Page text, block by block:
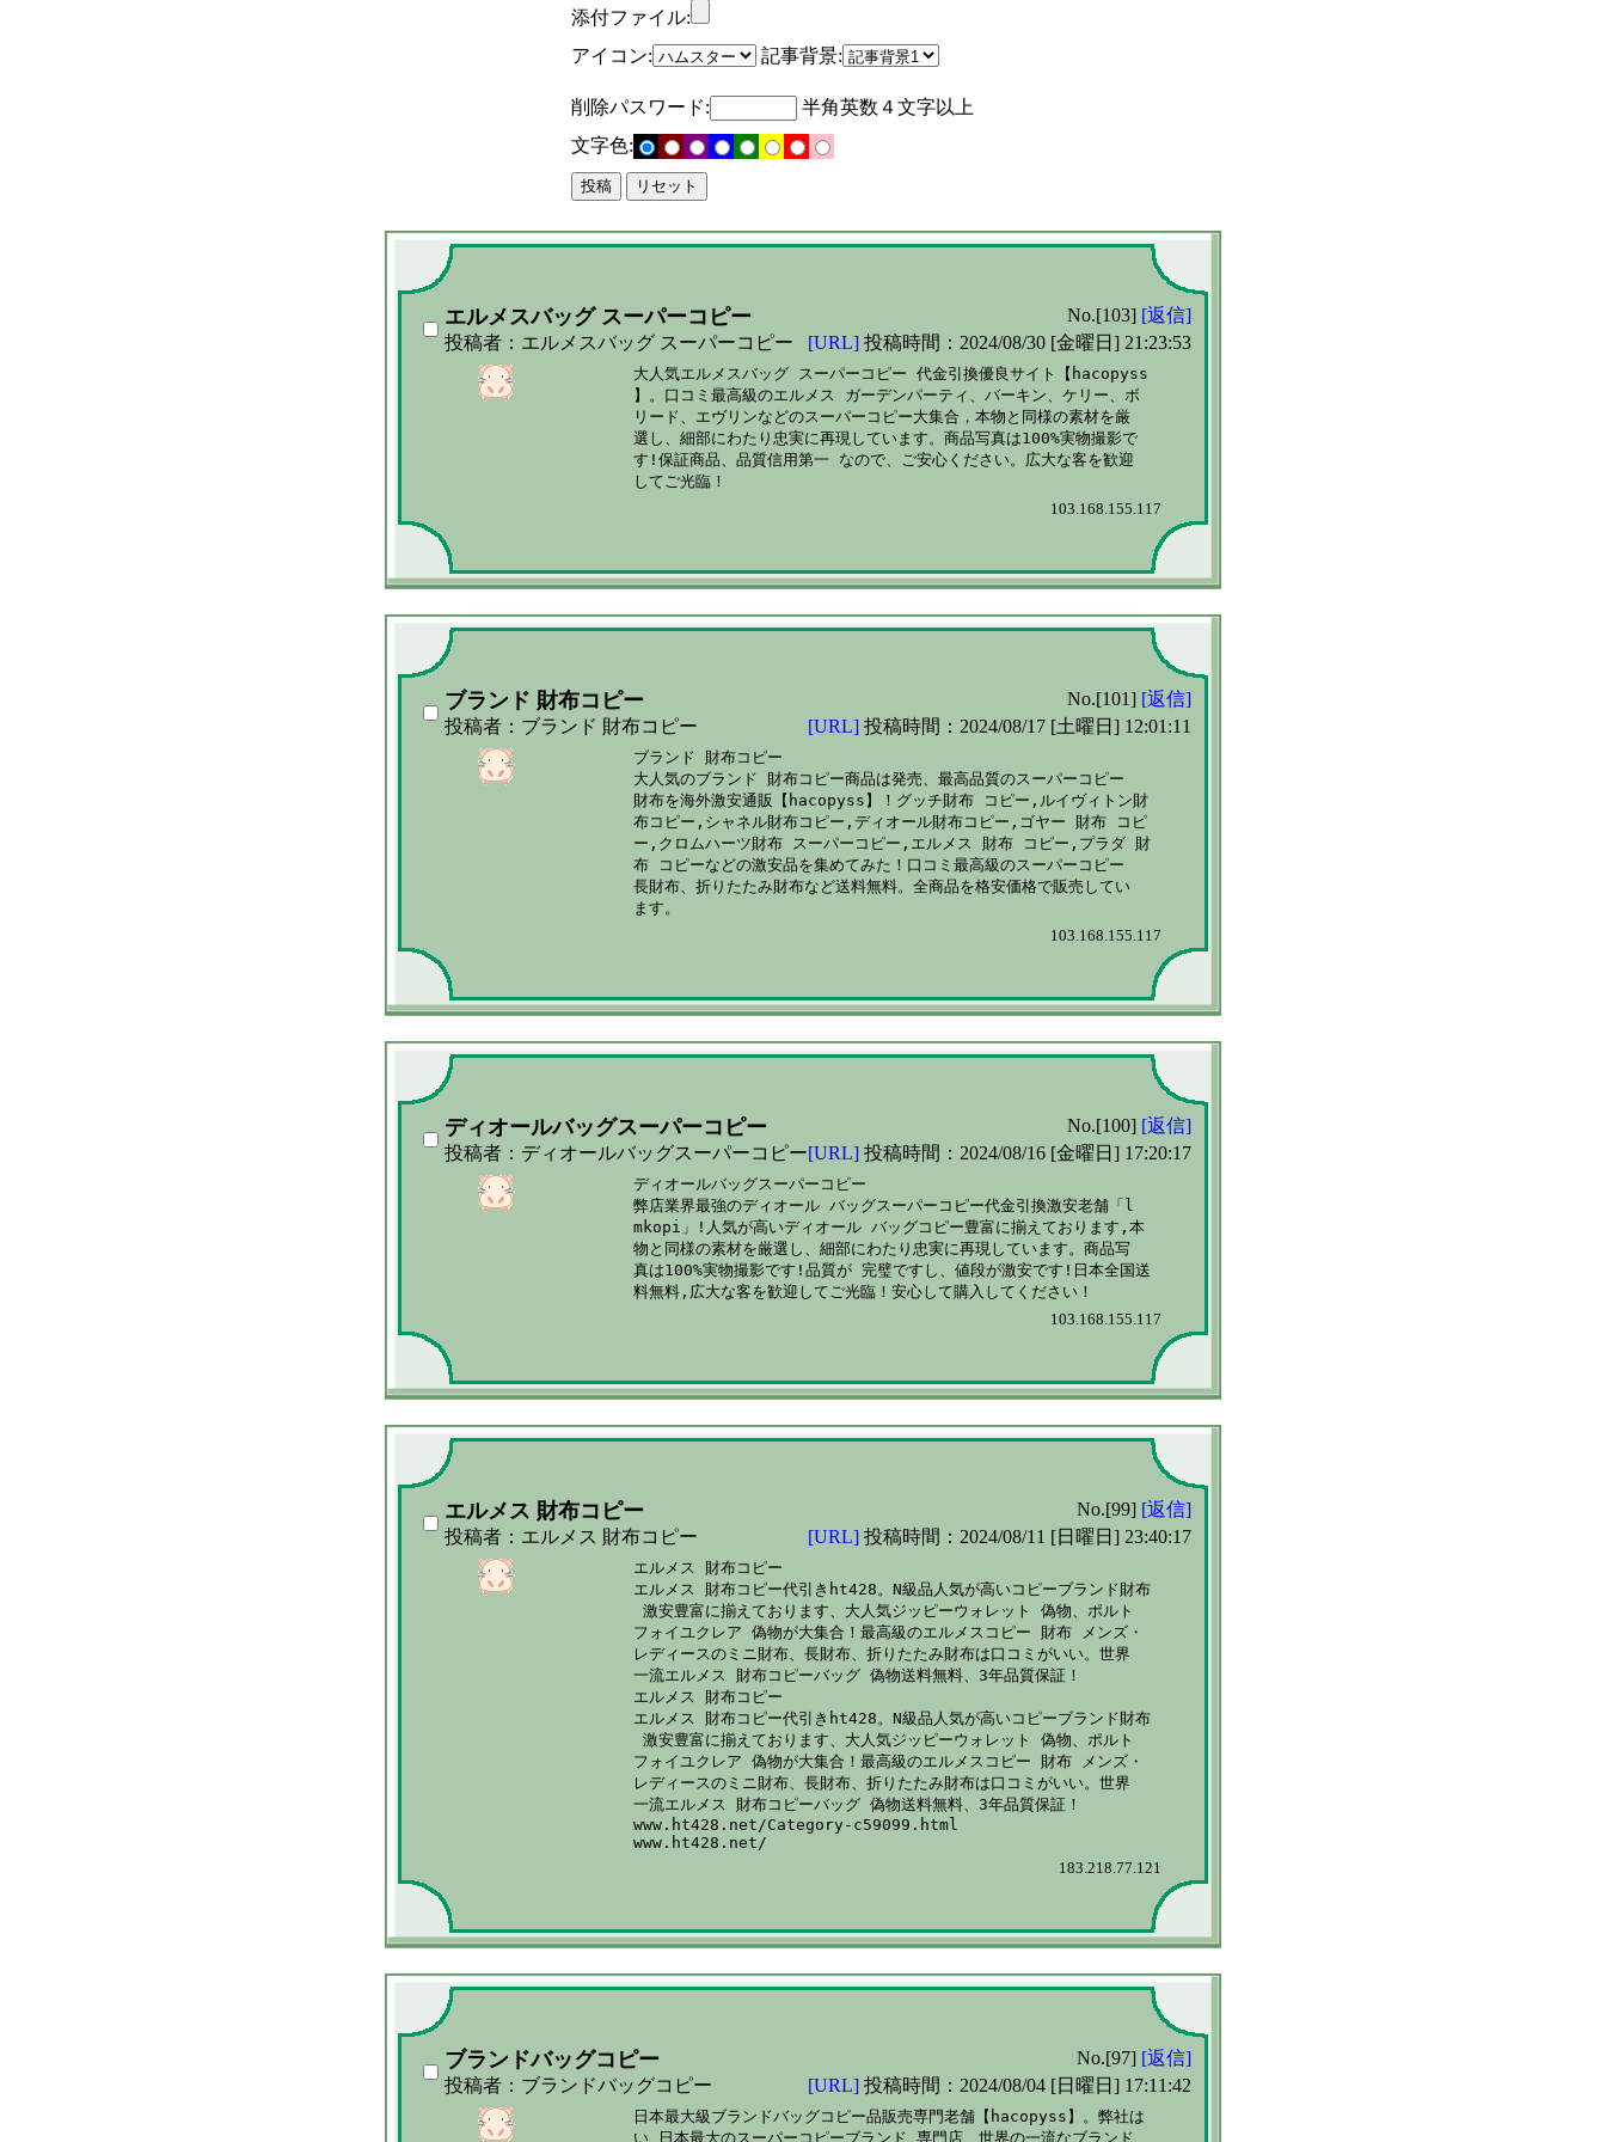
添付ファイル:
アイコン:
記事背景:
削除パスワード:
半角英数４文字以上
文字色:
エルメスバッグ スーパーコピー No.[103] [返信]
投稿者：エルメスバッグ スーパーコピー
[URL] 投稿時間：2024/08/30 [金曜日] 21:23:53
大人気エルメスバッグ スーパーコピー 代金引換優良サイト【hacopyss
】。口コミ最高級のエルメス ガーデンパーティ、バーキン、ケリー、ボ
リード、エヴリンなどのスーパーコピー大集合，本物と同様の素材を厳
選し、細部にわたり忠実に再現しています。商品写真は100%実物撮影で
す!保証商品、品質信用第一 なので、ご安心ください。広大な客を歓迎
103.168.155.117
ブランド 財布コピー No.[101] [返信]
投稿者：ブランド 財布コピー
[URL] 投稿時間：2024/08/17 [土曜日] 12:01:11
ブランド 財布コピー
大人気のブランド 財布コピー商品は発売、最高品質のスーパーコピー
財布を海外激安通販【hacopyss】！グッチ財布 コピー,ルイヴィトン財
布コピー,シャネル財布コピー,ディオール財布コピー,ゴヤー 財布 コピ
ー,クロムハーツ財布 スーパーコピー,エルメス 財布 コピー,プラダ 財
布 コピーなどの激安品を集めてみた！口コミ最高級のスーパーコピー
長財布、折りたたみ財布など送料無料。全商品を格安価格で販売してい
103.168.155.117
ディオールバッグスーパーコピー No.[100] [返信]
投稿者：ディオールバッグスーパーコピー[URL] 投稿時間：2024/08/16 [金曜日] 17:20:17
ディオールバッグスーパーコピー
弊店業界最強のディオール バッグスーパーコピー代金引換激安老舗「l
mkopi」!人気が高いディオール バッグコピー豊富に揃えております,本
物と同様の素材を厳選し、細部にわたり忠実に再現しています。商品写
真は100%実物撮影です!品質が 完璧ですし、値段が激安です!日本全国送
103.168.155.117
エルメス 財布コピー No.[99] [返信]
投稿者：エルメス 財布コピー
[URL] 投稿時間：2024/08/11 [日曜日] 23:40:17
エルメス 財布コピー
エルメス 財布コピー代引きht428。N級品人気が高いコピーブランド財布
激安豊富に揃えております、大人気ジッピーウォレット 偽物、ポルト
フォイユクレア 偽物が大集合！最高級のエルメスコピー 財布 メンズ・
レディースのミニ財布、長財布、折りたたみ財布は口コミがいい。世界
一流エルメス 財布コピーバッグ 偽物送料無料、3年品質保証！
エルメス 財布コピー
エルメス 財布コピー代引きht428。N級品人気が高いコピーブランド財布
激安豊富に揃えております、大人気ジッピーウォレット 偽物、ポルト
フォイユクレア 偽物が大集合！最高級のエルメスコピー 財布 メンズ・
レディースのミニ財布、長財布、折りたたみ財布は口コミがいい。世界
一流エルメス 財布コピーバッグ 偽物送料無料、3年品質保証！
www.ht428.net/Category-c59099.html
183.218.77.121
ブランドバッグコピー No.[97] [返信]
投稿者：ブランドバッグコピー
[URL] 投稿時間：2024/08/04 [日曜日] 17:11:42
日本最大級ブランドバッグコピー品販売専門老舗【hacopyss】。弊社は
い 日本最大のスーパーコピーブランド 専門店、世界の一流なブランド